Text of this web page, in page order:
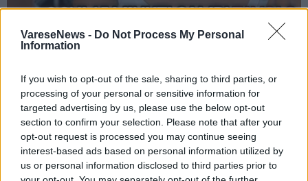
VareseNews - Do Not Process My Personal
Information
If you wish to opt-out of the sale, sharing to third parties, or
processing of your personal or sensitive information for
targeted advertising by us, please use the below opt-out
section to confirm your selection. Please note that after your
opt-out request is processed you may continue seeing
interest-based ads based on personal information utilized by
us or personal information disclosed to third parties prior to
CASTRONNO
Come sono cambiate le nostre relazioni?